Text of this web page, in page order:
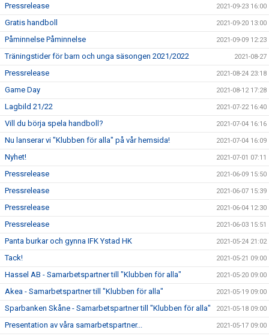
Pressrelease 2021-09-23 16:00
Gratis handboll 2021-09-20 13:00
Påminnelse Påminnelse 2021-09-09 12:23
Träningstider för barn och unga säsongen 2021/2022 2021-08-27
Pressrelease 2021-08-24 23:18
Game Day 2021-08-12 17:28
Lagbild 21/22 2021-07-22 16:40
Vill du börja spela handboll? 2021-07-04 16:16
Nu lanserar vi "Klubben för alla" på vår hemsida! 2021-07-04 16:09
Nyhet! 2021-07-01 07:11
Pressrelease 2021-06-09 15:50
Pressrelease 2021-06-07 15:39
Pressrelease 2021-06-04 12:30
Pressrelease 2021-06-03 15:51
Panta burkar och gynna IFK Ystad HK 2021-05-24 21:02
Tack! 2021-05-21 09:00
Hassel AB - Samarbetspartner till "Klubben för alla" 2021-05-20 09:00
Akea - Samarbetspartner till "Klubben för alla" 2021-05-19 09:00
Sparbanken Skåne - Samarbetspartner till "Klubben för alla" 2021-05-18 09:00
Presentation av våra samarbetspartner... 2021-05-17 09:00